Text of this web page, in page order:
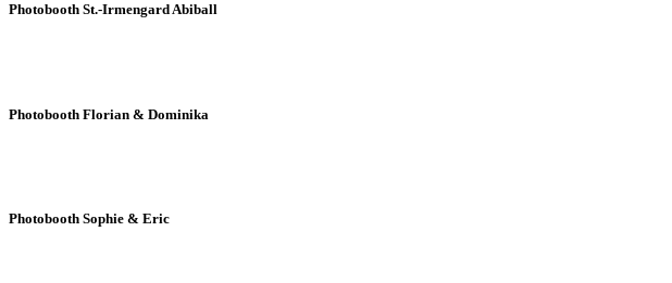
Photobooth St.-Irmengard Abiball
Photobooth Florian & Dominika
Photobooth Sophie & Eric